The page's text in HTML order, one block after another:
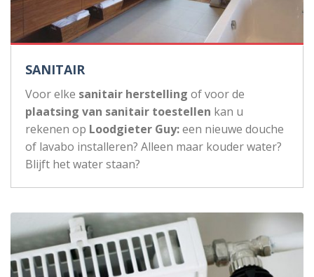
SANITAIR
Voor elke sanitair herstelling of voor de
plaatsing van sanitair toestellen kan u
rekenen op Loodgieter Guy:een nieuwe douche
of lavabo installeren? Alleen maar kouder water?
Blijft het water staan?